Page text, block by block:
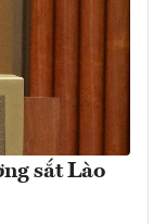
sắt Lào